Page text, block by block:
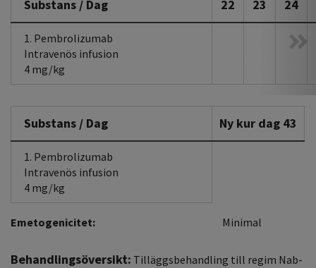
Substans / Dag 22 23 24
1. Pembrolizumab
Intravenös infusion
4 mg/kg
Substans / Dag Ny kur dag 43
1. Pembrolizumab
Intravenös infusion
4 mg/kg
Emetogenicitet: Minimal
Behandlingsöversikt: Tilläggsbehandling till regim Nab-